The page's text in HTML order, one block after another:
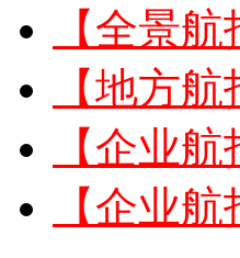
【全景航
【地方航
【企业航
【企业航